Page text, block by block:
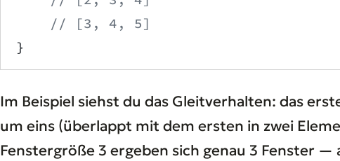
    // [3, 4, 5]
}
Im Beispiel siehst du das Gleitverhalten: das
um eins (überlappt mit dem ersten in zwei
Fenstergröße 3 ergeben sich genau 3 Fenster —